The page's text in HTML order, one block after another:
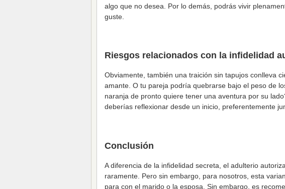
algo que no desea. Por lo demás, podrás vivir
guste.
Riesgos relacionados con la infidelidad
Obviamente, también una traición sin tapujos conlleva
amante. O tu pareja podría quebrarse bajo el peso de
naranja de pronto quiere tener una aventura por su
deberías reflexionar desde un inicio, preferentemente
Conclusión
A diferencia de la infidelidad secreta, el adulterio
raramente. Pero sin embargo, para nosotros, esta
para con el marido o la esposa. Sin embargo, es